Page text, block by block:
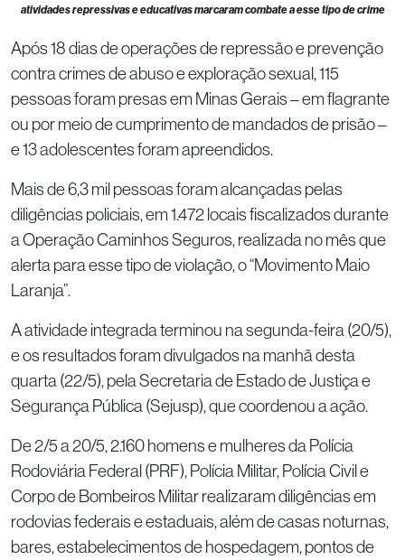
atividades repressivas e educativas marcaram combate a esse tipo de crime
Após 18 dias de operações de repressão e prevenção
contra crimes de abuso e exploração sexual, 115
pessoas foram presas em Minas Gerais – em flagrante
ou por meio de cumprimento de mandados de prisão –
e 13 adolescentes foram apreendidos.
Mais de 6,3 mil pessoas foram alcançadas pelas
diligências policiais, em 1.472 locais fiscalizados durante
a Operação Caminhos Seguros, realizada no mês que
alerta para esse tipo de violação, o “Movimento Maio
Laranja”.
A atividade integrada terminou na segunda-feira (20/5),
e os resultados foram divulgados na manhã desta
quarta (22/5), pela Secretaria de Estado de Justiça e
Segurança Pública (Sejusp), que coordenou a ação.
De 2/5 a 20/5, 2.160 homens e mulheres da Polícia
Rodoviária Federal (PRF), Polícia Militar, Polícia Civil e
Corpo de Bombeiros Militar realizaram diligências em
rodovias federais e estaduais, além de casas noturnas,
bares, estabelecimentos de hospedagem, pontos de